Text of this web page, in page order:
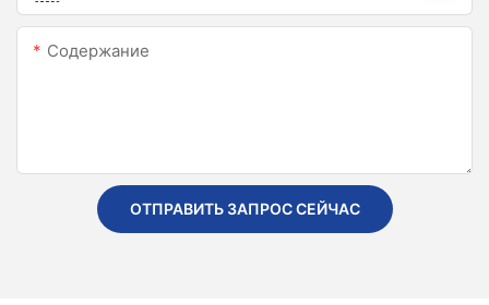
Содержание
ОТПРАВИТЬ ЗАПРОС СЕЙЧАС